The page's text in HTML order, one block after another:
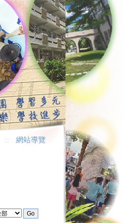
::: 網站導覽